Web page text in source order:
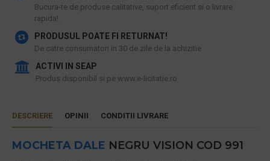
​Bucura-te de produse calitative, suport eficient si o livrare
rapida!
PRODUSUL POATE FI RETURNAT!
De catre consumatori in 30 de zile de la achizitie
ACTIVI IN SEAP
Produs disponibil si pe www.e-licitatie.ro
DESCRIERE OPINII CONDITII LIVRARE
MOCHETA DALE NEGRU VISION COD 991